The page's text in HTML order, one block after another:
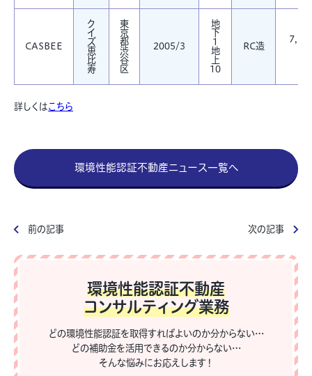
CASBEE
ク
イ
ズ
恵
比
寿
東
京
都
渋
谷
区
2005/3
地
下
1
地
上
10
RC造
詳しくはこちら
環境性能認証不動産ニュース一覧へ
前の記事 次の記事
環境性能認証不動産
コンサルティング業務
どの環境性能認証を取得すればよいのか分からない…
どの補助金を活用できるのか分からない…
そんな悩みにお応えします！